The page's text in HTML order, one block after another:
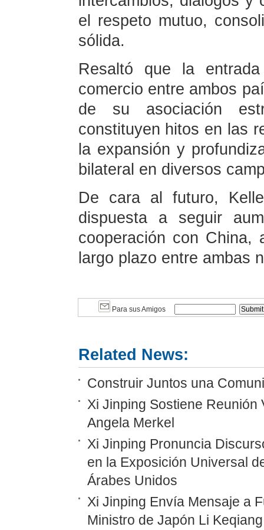
el respeto mutuo,
sólida.
Resaltó que la
comercio entre ambos
de su asociación
constituyen hitos en las
la expansión y
bilateral en diversos
De cara al futuro,
dispuesta a seguir
cooperación con
largo plazo entre ambas
Para sus Amigos
Related News:
Construir Juntos una
Xi Jinping Sostiene Reunión
Angela Merkel
Xi Jinping Pronuncia
en la Exposición Universal
Árabes Unidos
Xi Jinping Envía Mensaje a
Ministro de Japón Li